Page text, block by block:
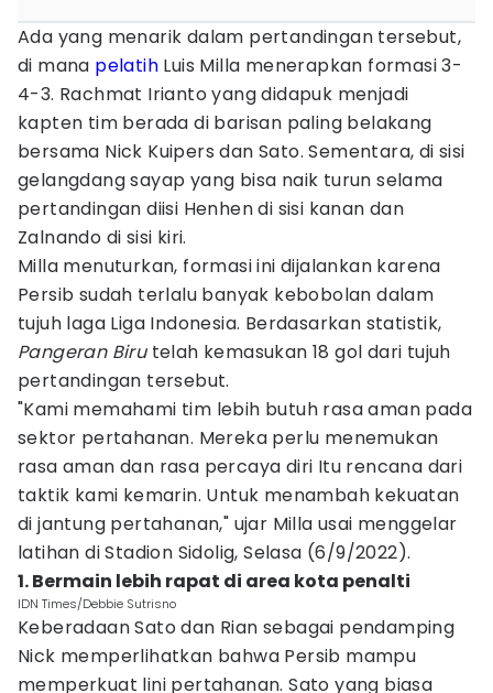
Ada yang menarik dalam pertandingan tersebut,
di mana pelatih Luis Milla menerapkan formasi 3-
4-3. Rachmat Irianto yang didapuk menjadi
kapten tim berada di barisan paling belakang
bersama Nick Kuipers dan Sato. Sementara, di sisi
gelangdang sayap yang bisa naik turun selama
pertandingan diisi Henhen di sisi kanan dan
Zalnando di sisi kiri.
Milla menuturkan, formasi ini dijalankan karena
Persib sudah terlalu banyak kebobolan dalam
tujuh laga Liga Indonesia. Berdasarkan statistik,
Pangeran Birutelah kemasukan 18 gol dari tujuh
pertandingan tersebut.
"Kami memahami tim lebih butuh rasa aman pada
sektor pertahanan. Mereka perlu menemukan
rasa aman dan rasa percaya diri Itu rencana dari
taktik kami kemarin. Untuk menambah kekuatan
di jantung pertahanan," ujar Milla usai menggelar
latihan di Stadion Sidolig, Selasa (6/9/2022).
1. Bermain lebih rapat di area kota penalti
IDN Times/Debbie Sutrisno
Keberadaan Sato dan Rian sebagai pendamping
Nick memperlihatkan bahwa Persib mampu
memperkuat lini pertahanan. Sato yang biasa